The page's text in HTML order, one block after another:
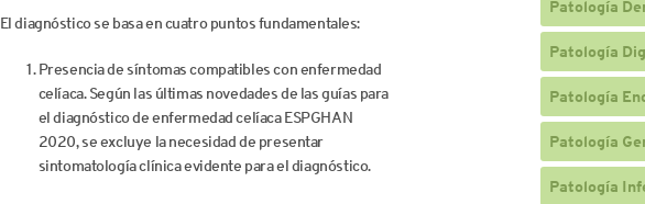
El diagnóstico se basa en cuatro puntos fundamentales:
Presencia de síntomas compatibles con enfermedad
celíaca. Según las últimas novedades de las guías para
el diagnóstico de enfermedad celíaca ESPGHAN
2020, se excluye la necesidad de presentar
sintomatología clínica evidente para el diagnóstico.
Patología
Patología
Patología
Patología
Patología